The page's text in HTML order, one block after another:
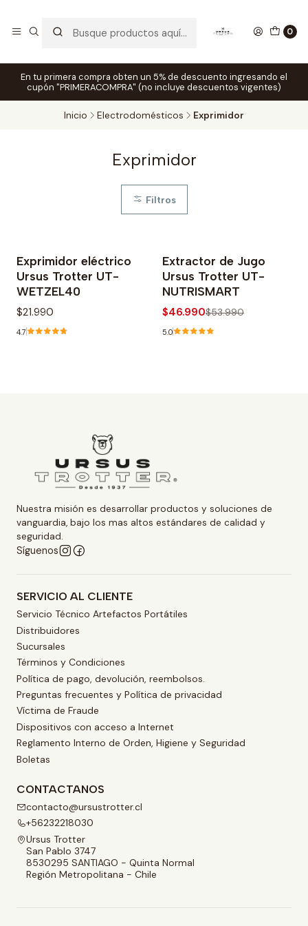
0
En tu primera compra obten un 5% de descuento ingresando el
cupón "PRIMERACOMPRA" (no incluye descuentos vigentes)
Inicio Electrodomésticos Exprimidor
Exprimidor
Filtros
Exprimidor eléctrico
Ursus Trotter UT-
WETZEL40
$21.990
4.7
-13% OFF
Extractor de Jugo
Ursus Trotter UT-
NUTRISMART
$46.990$53.990
5.0
Nuestra misión es desarrollar productos y soluciones de
vanguardia, bajo los mas altos estándares de calidad y
seguridad.
Síguenos
SERVICIO AL CLIENTE
Servicio Técnico Artefactos Portátiles
Distribuidores
Sucursales
Términos y Condiciones
Política de pago, devolución, reembolsos.
Preguntas frecuentes y Política de privacidad
Víctima de Fraude
Dispositivos con acceso a Internet
Reglamento Interno de Orden, Higiene y Seguridad
Boletas
CONTACTANOS
contacto@ursustrotter.cl
+56232218030
Ursus Trotter
San Pablo 3747
8530295 SANTIAGO - Quinta Normal
Región Metropolitana - Chile